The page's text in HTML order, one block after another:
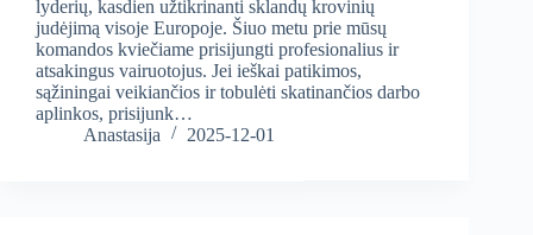
lyderių, kasdien užtikrinanti sklandų krovinių
judėjimą visoje Europoje. Šiuo metu prie mūsų
komandos kviečiame prisijungti profesionalius ir
atsakingus vairuotojus. Jei ieškai patikimos,
sąžiningai veikiančios ir tobulėti skatinančios darbo
aplinkos, prisijunk…
Anastasija
2025-12-01